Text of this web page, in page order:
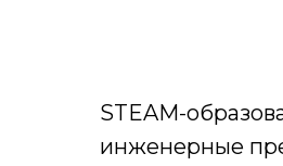
STEAM-
инженерные